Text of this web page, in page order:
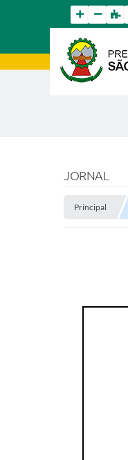
JORNAL
Principal